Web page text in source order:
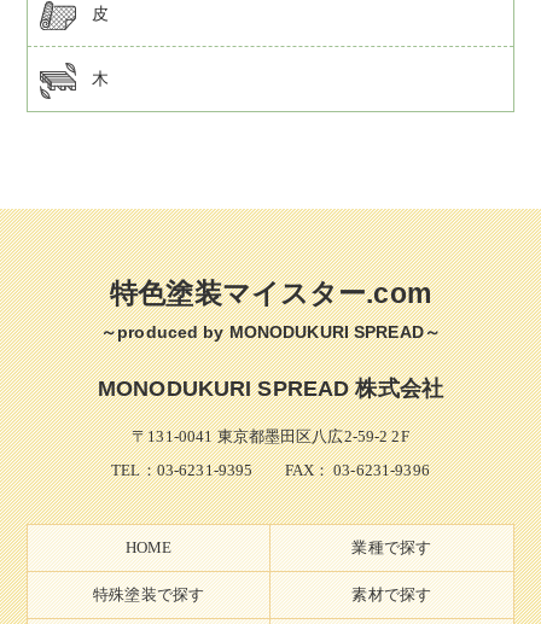
皮
木
特色塗装マイスター.com
～produced by MONODUKURI SPREAD～
MONODUKURI SPREAD 株式会社
〒131-0041 東京都墨田区八広2-59-2 2F
TEL：03-6231-9395FAX： 03-6231-9396
HOME 業種で探す
特殊塗装で探す 素材で探す